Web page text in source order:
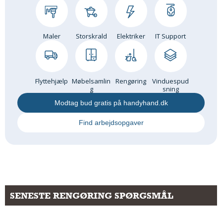
Maler Storskrald Elektriker IT Support
Flyttehjælp Møbelsamlin
g
Rengøring
Vinduespud
sning
Modtag bud gratis på handyhand.dk
Find arbejdsopgaver
SENESTE RENGØRING SPØRGSMÅL